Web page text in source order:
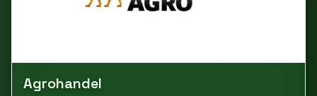
Agrohandel